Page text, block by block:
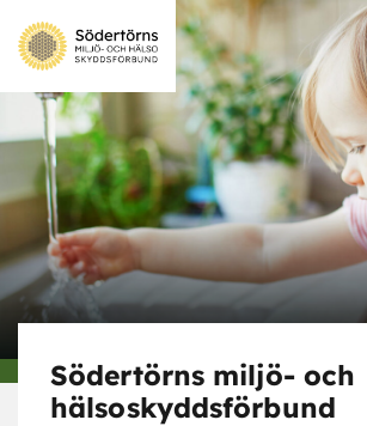
Södertörns miljö- och
hälsoskyddsförbund